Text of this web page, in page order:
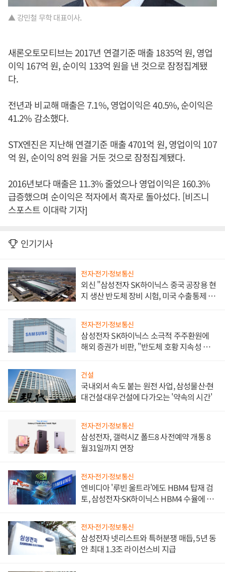
▲ 강민철 무학 대표이사.
새론오토모티브는 2017년 연결기준 매출 1835억 원, 영업
이익 167억 원, 순이익 133억 원을 낸 것으로 잠정집계됐
다.
전년과 비교해 매출은 7.1%, 영업이익은 40.5%, 순이익은
41.2% 감소했다.
STX엔진은 지난해 연결기준 매출 4701억 원, 영업이익 107
억 원, 순이익 8억 원을 거둔 것으로 잠정집계됐다.
2016년보다 매출은 11.3% 줄었으나 영업이익은 160.3%
급증했으며 순이익은 적자에서 흑자로 돌아섰다. [비즈니
스포스트 이대락 기자]
인기기사
전자·전기·정보통신
외신 "삼성전자 SK하이닉스 중국 공장용 현
지 생산 반도체 장비 시험, 미국 수출통제 대
전자·전기·정보통신
삼성전자 SK하이닉스 소극적 주주환원에
해외 증권가 비판, "반도체 호황 지속성 의
건설
국내외서 속도 붙는 원전 사업, 삼성물산·현
대건설·대우건설에 다가오는 '약속의 시간'
전자·전기·정보통신
삼성전자, 갤럭시Z 폴드8 사전예약 개통 8
월31일까지 연장
전자·전기·정보통신
엔비디아 '루빈 울트라'에도 HBM4 탑재 검
토, 삼성전자·SK하이닉스 HBM4 수율에 주
전자·전기·정보통신
삼성전자 넷리스트와 특허분쟁 매듭, 5년 동
안 최대 1.3조 라이선스비 지급